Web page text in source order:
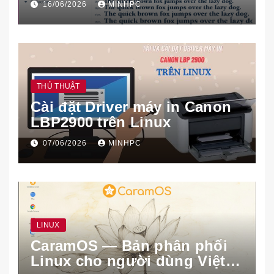
16/06/2026 MINHPC
THỦ THUẬT
Cài đặt Driver máy in Canon
LBP2900 trên Linux
07/06/2026 MINHPC
LINUX
CaramOS — Bản phân phối
Linux cho người dùng Việt